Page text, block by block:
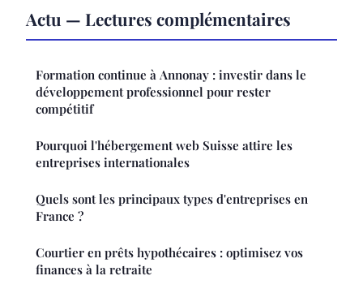
Actu — Lectures complémentaires
Formation continue à Annonay : investir dans le
développement professionnel pour rester
compétitif
Pourquoi l'hébergement web Suisse attire les
entreprises internationales
Quels sont les principaux types d'entreprises en
France ?
Courtier en prêts hypothécaires : optimisez vos
finances à la retraite